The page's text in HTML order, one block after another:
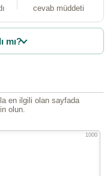
cevab müddeti
mı?
en ilgili olan sayfada
olun.
1000